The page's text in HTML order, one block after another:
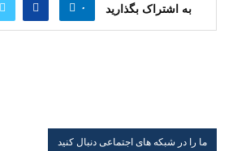
به اشتراک بگذارید ۰
ما را در شبکه های اجتماعی دنبال کنید